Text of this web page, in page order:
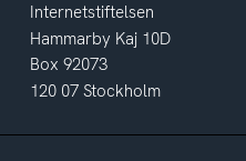
Internetstiftelsen
Hammarby Kaj 10D
Box 92073
120 07 Stockholm